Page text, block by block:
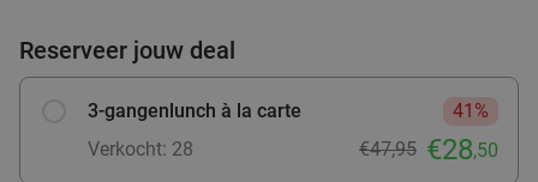
Brussels Airport
9.2
Machelen 18 min.
Reserveer jouw deal
3-gangenlunch à la carte
41%
Verkocht: 28
€47,95 €28,50